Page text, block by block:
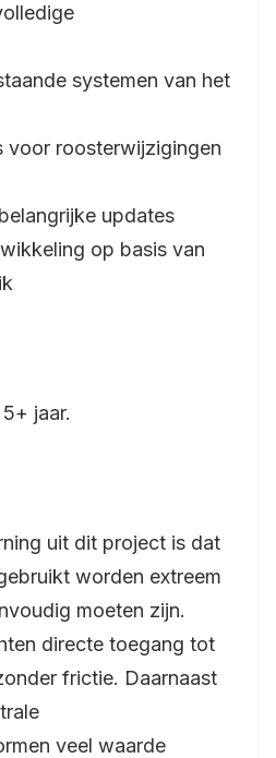
systemen van het
voor roosterwijzigingen
updates
op basis van
jaar.
uit dit project is dat
worden extreem
moeten zijn.
directe toegang tot
frictie. Daarnaast
veel waarde